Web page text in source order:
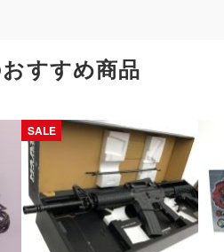
すすめ商品
SALE